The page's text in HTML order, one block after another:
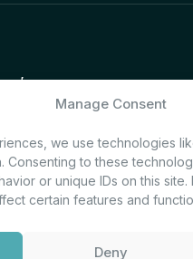
Manage Consent
we use technologies
Consenting to these
or unique IDs on this
certain features and
Deny
Investor Relations –